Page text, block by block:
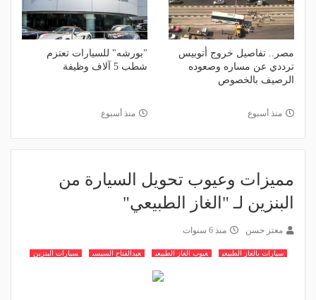
مصر.. تفاصيل خروج أتوبيس
ترددي عن مساره وصعوده
الرصيف بالخصوص
منذ أسبوع
"بورشه" للسيارات تعتزم
شطب 5 آلاف وظيفة
منذ أسبوع
مميزات وعيوب تحويل السيارة من
البنزين لـ "الغاز الطبيعي"
معتز حسن منذ 6 سنوات
سيارات بالغاز الطبيعي عيوب الغاز الطبيعي عبدالفتاح السيسى سيارات البنزين